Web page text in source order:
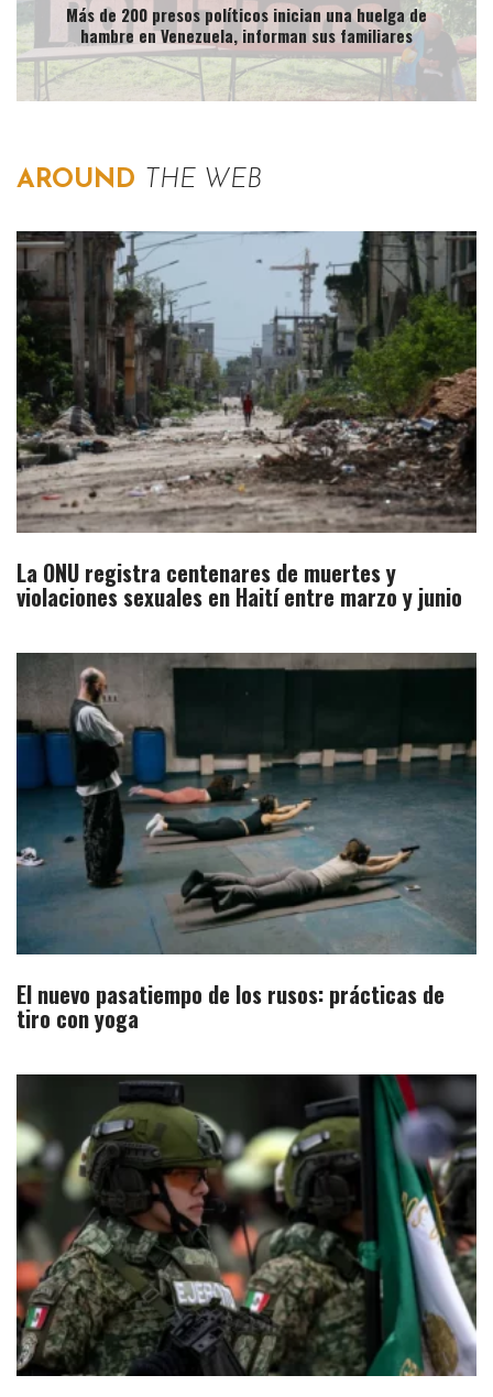
Más de 200 presos políticos inician una huelga de
hambre en Venezuela, informan sus familiares
AROUND THE WEB
La ONU registra centenares de muertes y
violaciones sexuales en Haití entre marzo y junio
El nuevo pasatiempo de los rusos: prácticas de
tiro con yoga